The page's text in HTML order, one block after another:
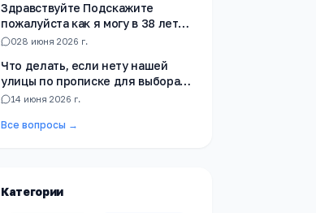
Здравствуйте Подскажите
пожалуйста как я могу в 38 лет
получить Аттестат за 9 клас ест
028 июня 2026 г.
Что делать, если нету нашей
улицы по прописке для выбора
школы?
14 июня 2026 г.
Все вопросы →
Категории